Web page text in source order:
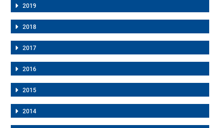
2019
2018
2017
2016
2015
2014